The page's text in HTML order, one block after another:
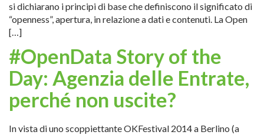
si dichiarano i principi di base che definiscono il significato di
“openness”, apertura, in relazione a dati e contenuti. La Open
[…]
#OpenData Story of the
Day: Agenzia delle Entrate,
perché non uscite?
In vista di uno scoppiettante OKFestival 2014 a Berlino (a